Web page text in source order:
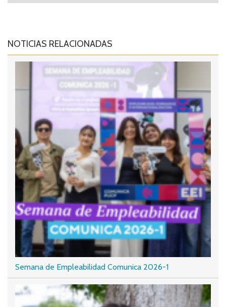
NOTICIAS RELACIONADAS
Semana de Empleabilidad Comunica 2026-1